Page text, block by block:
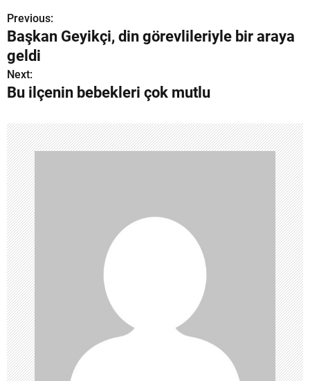
Y
a
z
ı
g
e
z
i
n
m
e
s
i
Previous:
Başkan Geyikçi, din görevlileriyle bir araya
geldi
Next:
Bu ilçenin bebekleri çok mutlu